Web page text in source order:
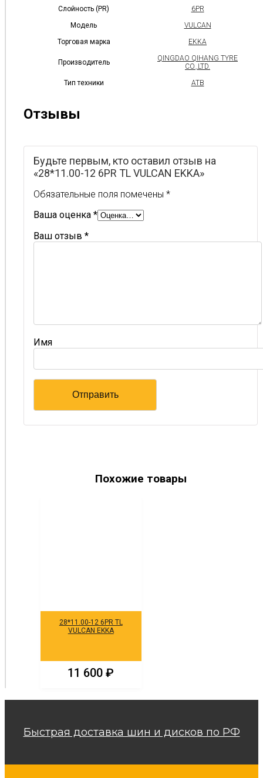
Слойность (PR)
6PR
Модель
VULCAN
Торговая марка
EKKA
Производитель
QINGDAO QIHANG TYRE
CO.,LTD.
Тип техники
АТВ
Отзывы
Будьте первым, кто оставил отзыв на
«28*11.00-12 6PR TL VULCAN EKKA»
Обязательные поля помечены *
Ваша оценка *
Ваш отзыв *
Имя
Похожие товары
28*11.00-12 6PR TL
VULCAN EKKA
11 600₽
Быстрая доставка шин и дисков по РФ